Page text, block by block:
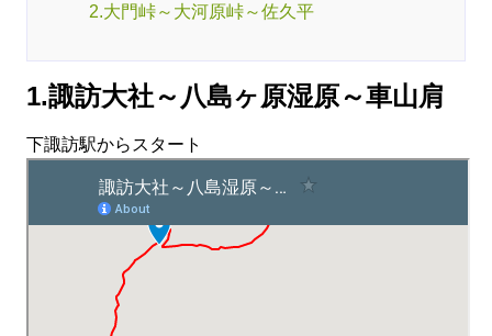
2.大門峠～大河原峠～佐久平
1.諏訪大社～八島ヶ原湿原～車山肩
下諏訪駅からスタート